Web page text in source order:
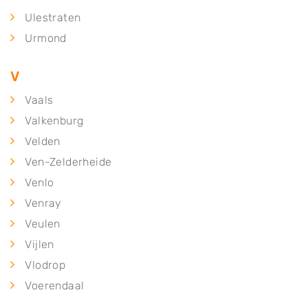
Ulestraten
Urmond
V
Vaals
Valkenburg
Velden
Ven-Zelderheide
Venlo
Venray
Veulen
Vijlen
Vlodrop
Voerendaal